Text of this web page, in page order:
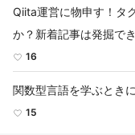
Qiita運営に物申す！タ
か？新着記事は発掘で
16
関数型言語を学ぶとき
15